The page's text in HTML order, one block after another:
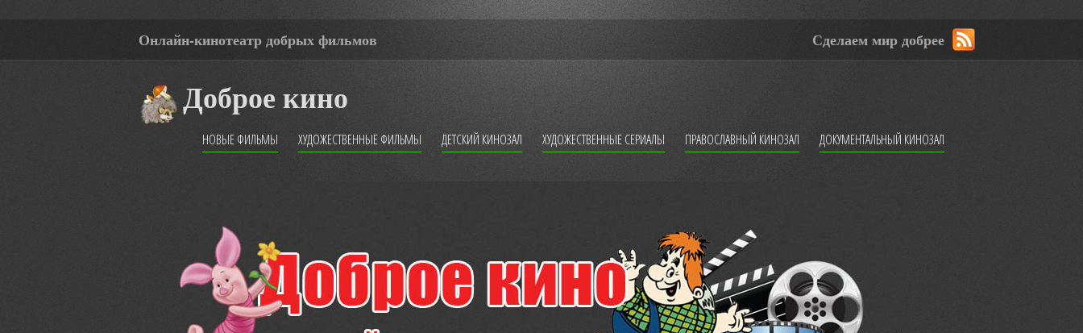
Онлайн-кинотеатр добрых фильмов Сделаем мир добрее
Доброе кино
НОВЫЕ ФИЛЬМЫ ХУДОЖЕСТВЕННЫЕ ФИЛЬМЫ ДЕТСКИЙ КИНОЗАЛ ХУДОЖЕСТВЕННЫЕ СЕРИАЛЫ ПРАВОСЛАВНЫЙ КИНОЗАЛ ДОКУМЕНТАЛЬНЫЙ КИНОЗАЛ